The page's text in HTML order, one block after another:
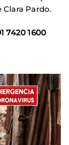
Pardo.
7420 1600